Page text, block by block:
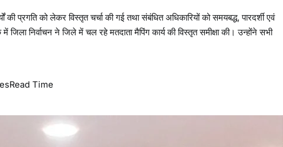
प्रगति को लेकर विस्तृत चर्चा की गई तथा संबंधित अधिकारियों को समयबद्ध, पारदर्शी एवं
निर्वाचन ने जिले में चल रहे मतदाता मैपिंग कार्य की विस्तृत समीक्षा की। उन्होंने सभी
Read Time